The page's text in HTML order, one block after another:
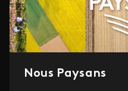
Nous Paysans